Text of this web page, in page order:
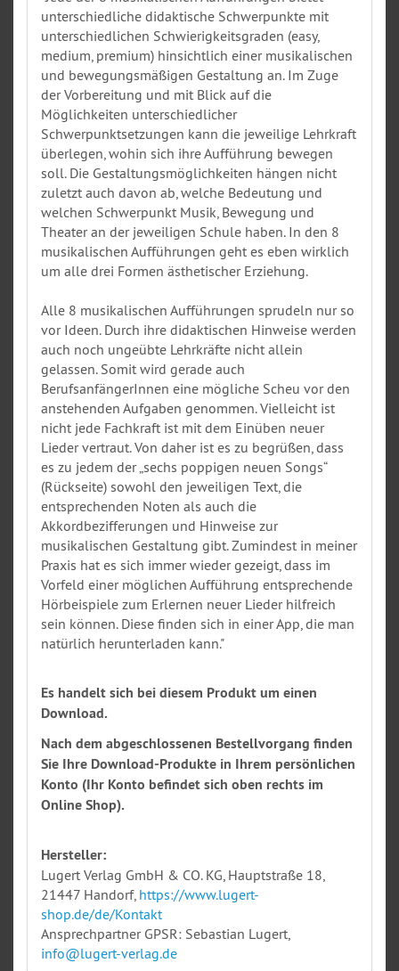
unterschiedliche didaktische Schwerpunkte mit
unterschiedlichen Schwierigkeitsgraden (easy,
medium, premium) hinsichtlich einer musikalischen
und bewegungsmäßigen Gestaltung an. Im Zuge
der Vorbereitung und mit Blick auf die
Möglichkeiten unterschiedlicher
Schwerpunktsetzungen kann die jeweilige Lehrkraft
überlegen, wohin sich ihre Aufführung bewegen
soll. Die Gestaltungsmöglichkeiten hängen nicht
zuletzt auch davon ab, welche Bedeutung und
welchen Schwerpunkt Musik, Bewegung und
Theater an der jeweiligen Schule haben. In den 8
musikalischen Aufführungen geht es eben wirklich
um alle drei Formen ästhetischer Erziehung.
Alle 8 musikalischen Aufführungen sprudeln nur so
vor Ideen. Durch ihre didaktischen Hinweise werden
auch noch ungeübte Lehrkräfte nicht allein
gelassen. Somit wird gerade auch
BerufsanfängerInnen eine mögliche Scheu vor den
anstehenden Aufgaben genommen. Vielleicht ist
nicht jede Fachkraft ist mit dem Einüben neuer
Lieder vertraut. Von daher ist es zu begrüßen, dass
es zu jedem der „sechs poppigen neuen Songs“
(Rückseite) sowohl den jeweiligen Text, die
entsprechenden Noten als auch die
Akkordbezifferungen und Hinweise zur
musikalischen Gestaltung gibt. Zumindest in meiner
Praxis hat es sich immer wieder gezeigt, dass im
Vorfeld einer möglichen Aufführung entsprechende
Hörbeispiele zum Erlernen neuer Lieder hilfreich
sein können. Diese finden sich in einer App, die man
natürlich herunterladen kann."
Es handelt sich bei diesem Produkt um einen
Download.
Nach dem abgeschlossenen Bestellvorgang finden
Sie Ihre Download-Produkte in Ihrem persönlichen
Konto (Ihr Konto befindet sich oben rechts im
Online Shop).
Hersteller:
Lugert Verlag GmbH & CO. KG, Hauptstraße 18,
21447 Handorf, https://www.lugert-
shop.de/de/Kontakt
Ansprechpartner GPSR: Sebastian Lugert,
info@lugert-verlag.de